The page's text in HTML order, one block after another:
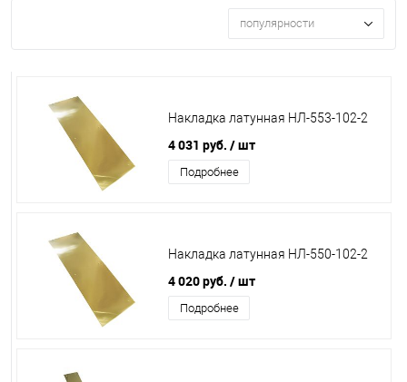
популярности
Накладка латунная НЛ-553-102-2
4 031 руб. / шт
Подробнее
Накладка латунная НЛ-550-102-2
4 020 руб. / шт
Подробнее